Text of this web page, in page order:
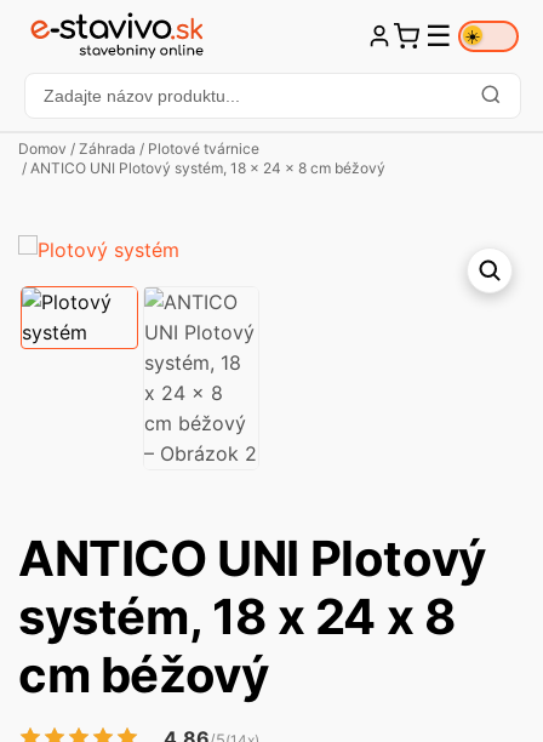
☰ ☀️
Domov / Záhrada / Plotové tvárnice
/ ANTICO UNI Plotový systém, 18 x 24 x 8 cm béžový
ANTICO UNI Plotový
systém, 18 x 24 x 8
cm béžový